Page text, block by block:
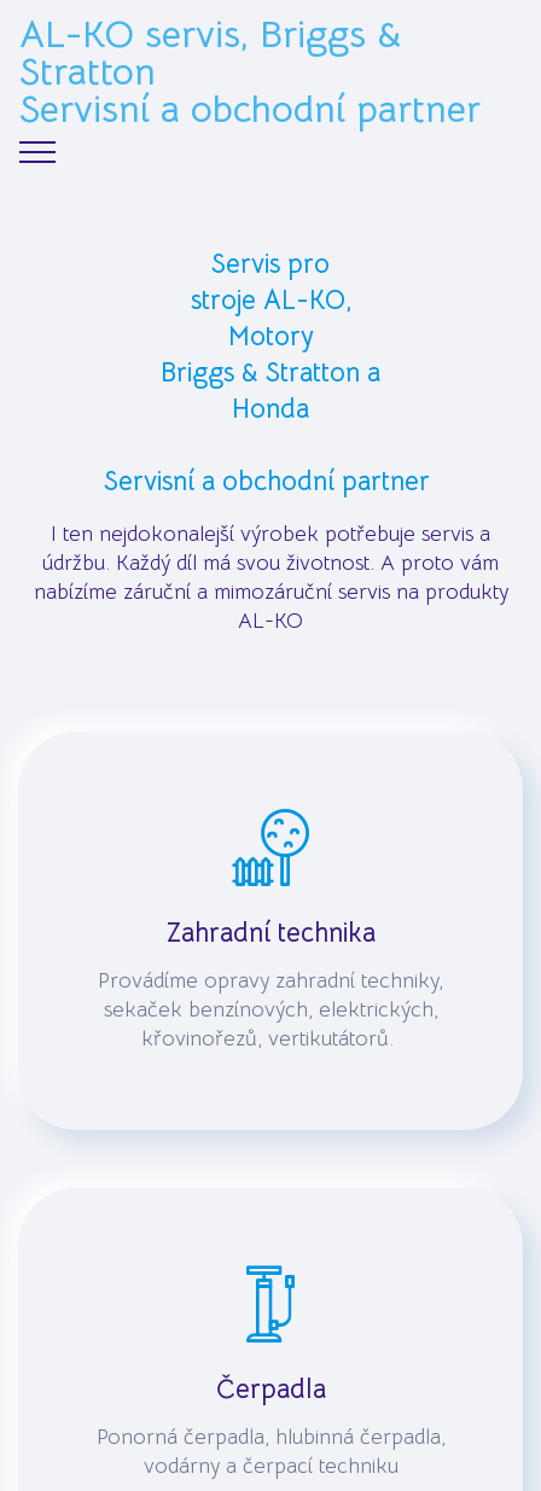
AL-KO servis, Briggs &
Stratton
Servisní a obchodní partner
Servis pro
stroje AL-KO,
Motory
Briggs & Stratton a
Honda
Servisní a obchodní partner
I ten nejdokonalejší výrobek potřebuje servis a
údržbu. Každý díl má svou životnost. A proto vám
nabízíme záruční a mimozáruční servis na produkty
AL-KO
Zahradní technika
Provádíme opravy zahradní techniky,
sekaček benzínových, elektrických,
křovinořezů, vertikutátorů.
Čerpadla
Ponorná čerpadla, hlubinná čerpadla,
vodárny a čerpací techniku